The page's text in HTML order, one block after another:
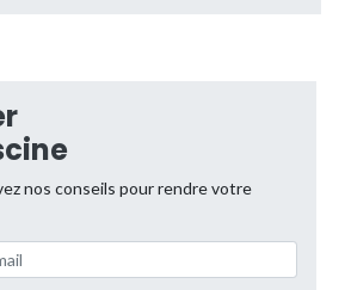
nos conseils pour rendre votre